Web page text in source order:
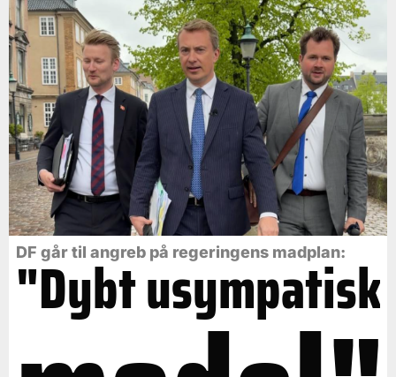
DF går til angreb på regeringens madplan:
"Dybt usympatisk